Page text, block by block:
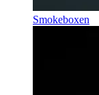
Smokeboxen